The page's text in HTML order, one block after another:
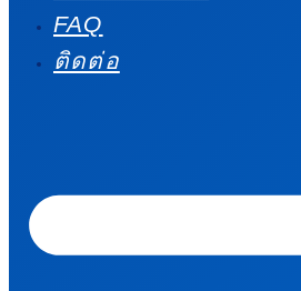
FAQ
ติดต่อ